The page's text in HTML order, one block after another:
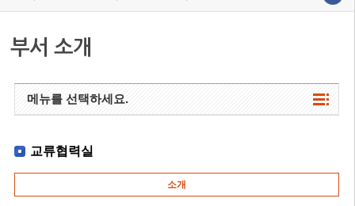
부서 소개
메뉴를 선택하세요.
교류협력실
소개